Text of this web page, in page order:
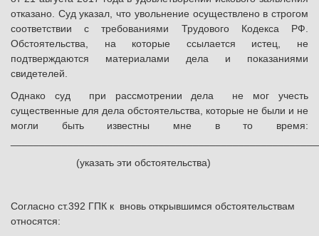
отказано. Суд указал, что увольнение осуществлено в строгом
соответствии с требованиями Трудового Кодекса РФ.
Обстоятельства, на которые ссылается истец, не
подтверждаются материалами дела и показаниями
свидетелей.
Однако суд при рассмотрении дела не мог учесть
существенные для дела обстоятельства, которые не были и не
могли быть известны мне в то время:
(указать эти обстоятельства)
Согласно ст.392 ГПК к вновь открывшимся обстоятельствам
относятся: